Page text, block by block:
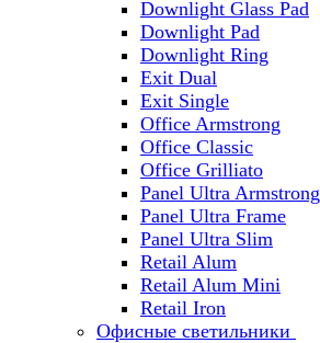
Downlight Glass Pad
Downlight Pad
Downlight Ring
Exit Dual
Exit Single
Office Armstrong
Office Classic
Office Grilliato
Panel Ultra Armstrong
Panel Ultra Frame
Panel Ultra Slim
Retail Alum
Retail Alum Mini
Retail Iron
Офисные светильники